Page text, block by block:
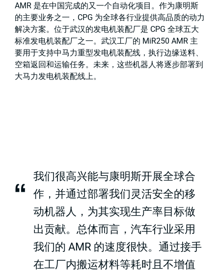
AMR 是在中国完成的又一个自动化项目。作为康明斯
的主要业务之一，CPG 为全球各行业提供高品质的动力
解决方案。位于武汉的发电机装配厂是 CPG 全球五大
标准发电机装配厂之一。武汉工厂的 MiR250 AMR 主
要用于支持中马力重型发电机装配线，执行边缘送料、
空箱返回和运输任务。未来，这些机器人将逐步部署到
大马力发电机装配线上。
“
我们很高兴能与康明斯开展全球合
作，并通过部署我们灵活安全的移
动机器人，为其实现生产率目标做
出贡献。总体而言，汽车行业采用
我们的 AMR 的速度很快。通过接手
在工厂内搬运材料等耗时且不增值